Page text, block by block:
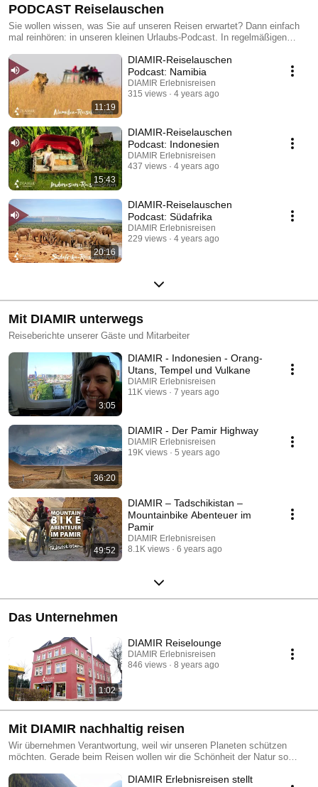
PODCAST Reiselauschen
Sie wollen wissen, was Sie auf unseren Reisen erwartet? Dann einfach
mal reinhören: in unseren kleinen Urlaubs-Podcast. In regelmäßigen
Welt.
11:19
DIAMIR-Reiselauschen
Podcast: Namibia
DIAMIR Erlebnisreisen
315 views
4 years ago
15:43
DIAMIR-Reiselauschen
Podcast: Indonesien
DIAMIR Erlebnisreisen
437 views
4 years ago
20:16
DIAMIR-Reiselauschen
Podcast: Südafrika
DIAMIR Erlebnisreisen
229 views
4 years ago
Mit DIAMIR unterwegs
Reiseberichte unserer Gäste und Mitarbeiter
3:05
DIAMIR - Indonesien - Orang-
Utans, Tempel und Vulkane
DIAMIR Erlebnisreisen
11K views
7 years ago
36:20
DIAMIR - Der Pamir Highway
DIAMIR Erlebnisreisen
19K views
5 years ago
49:52
DIAMIR – Tadschikistan –
Mountainbike Abenteuer im
Pamir
DIAMIR Erlebnisreisen
8.1K views
6 years ago
Das Unternehmen
1:02
DIAMIR Reiselounge
DIAMIR Erlebnisreisen
846 views
8 years ago
Mit DIAMIR nachhaltig reisen
Wir übernehmen Verantwortung, weil wir unseren Planeten schützen
möchten. Gerade beim Reisen wollen wir die Schönheit der Natur so
Mit unserem Nachhaltigkeits-Projekt DIAMIR goes green schützen wir
DIAMIR Erlebnisreisen stellt